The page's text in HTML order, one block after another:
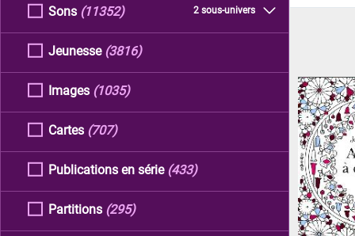
Sons 2 sous-univers
(11352)
Jeunesse (3816)
Images (1035)
Cartes (707)
Publications en série (433)
Partitions (295)